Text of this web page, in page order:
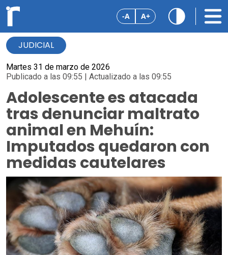
-A A+
JUDICIAL
Martes 31 de marzo de 2026
Publicado a las 09:55 | Actualizado a las 09:55
Adolescente es atacada
tras denunciar maltrato
animal en Mehuín:
Imputados quedaron con
medidas cautelares